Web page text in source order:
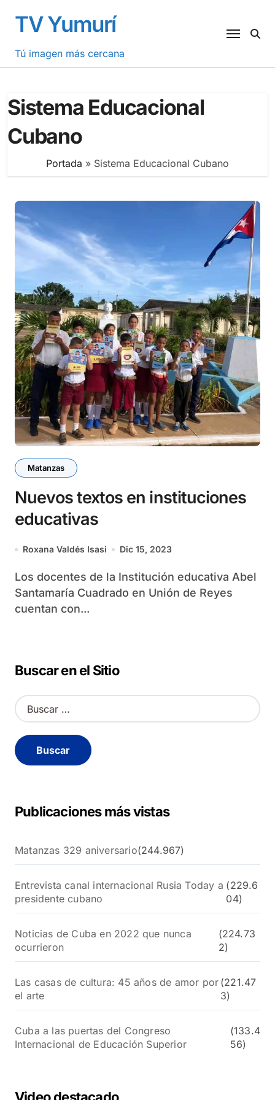
contenido
TV Yumurí
Tú imagen más cercana
Sistema Educacional
Cubano
Portada » Sistema Educacional Cubano
Matanzas
Nuevos textos en instituciones
educativas
Roxana Valdés Isasi Dic 15, 2023
Los docentes de la Institución educativa Abel
Santamaría Cuadrado en Unión de Reyes
cuentan con...
Buscar en el Sitio
B
u
c
a
Publicaciones más vistas
Matanzas 329 aniversario(244.967)
Entrevista canal internacional Rusia Today a
presidente cubano
(229.6
04)
Noticias de Cuba en 2022 que nunca
ocurrieron
(224.73
2)
Las casas de cultura: 45 años de amor por
el arte
(221.47
3)
Cuba a las puertas del Congreso
Internacional de Educación Superior
(133.4
56)